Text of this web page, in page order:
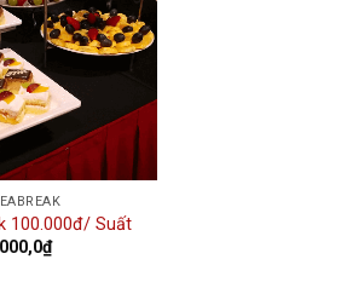
100.000đ/ Suất
₫